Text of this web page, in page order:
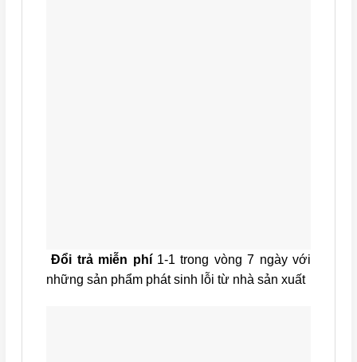
Đổi trả miễn phí1-1 trong vòng 7 ngày với
những sản phẩm phát sinh lỗi từ nhà sản xuất